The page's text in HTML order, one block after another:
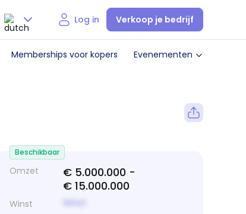
Nederlands
Log in Verkoop je bedrijf
Memberships voor kopers Evenementen
Omzet
€ 5.000.000 -
€ 15.000.000
Winst
Beschikbaar